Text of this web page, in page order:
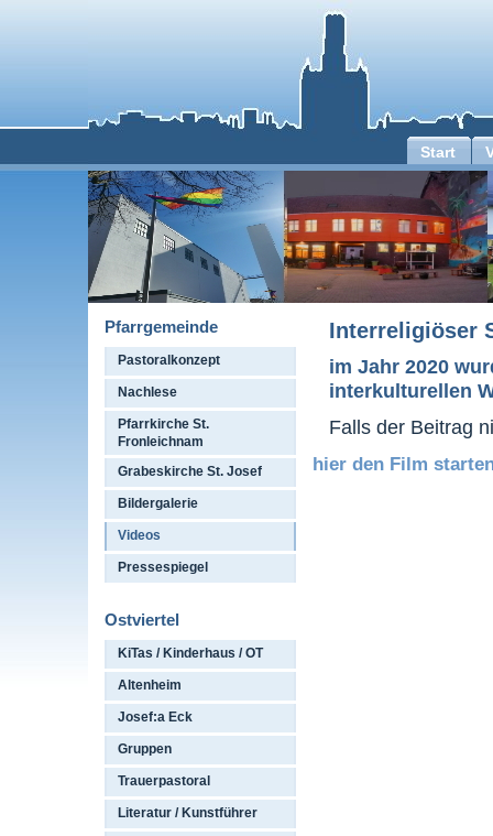
Start
Pfarrgemeinde
Pastoralkonzept
Nachlese
Pfarrkirche St.
Fronleichnam
Grabeskirche St. Josef
Bildergalerie
Videos
Pressespiegel
Ostviertel
KiTas / Kinderhaus / OT
Altenheim
Josef:a Eck
Gruppen
Trauerpastoral
Literatur / Kunstführer
Interreligiöser
im Jahr 2020
interkulturellen
Falls der Beitrag
hier den Film